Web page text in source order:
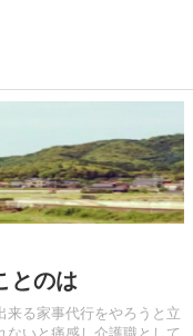
とのは
来る家事代行をやろうと立